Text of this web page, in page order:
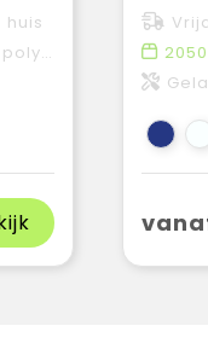
huis
Kurk